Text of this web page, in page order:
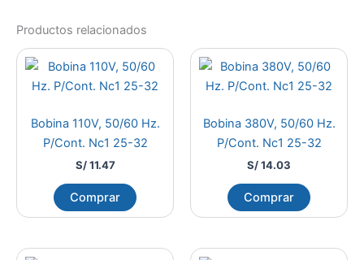
Productos relacionados
Bobina 110V, 50/60 Hz.
P/Cont. Nc1 25-32
S/11.47
Comprar
Bobina 380V, 50/60 Hz.
P/Cont. Nc1 25-32
S/14.03
Comprar